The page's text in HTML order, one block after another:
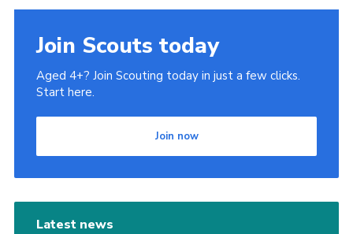
Join Scouts today
Aged 4+? Join Scouting today in just a few clicks.
Start here.
Join now
Latest news